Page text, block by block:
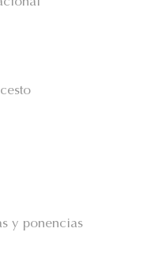
y ponencias